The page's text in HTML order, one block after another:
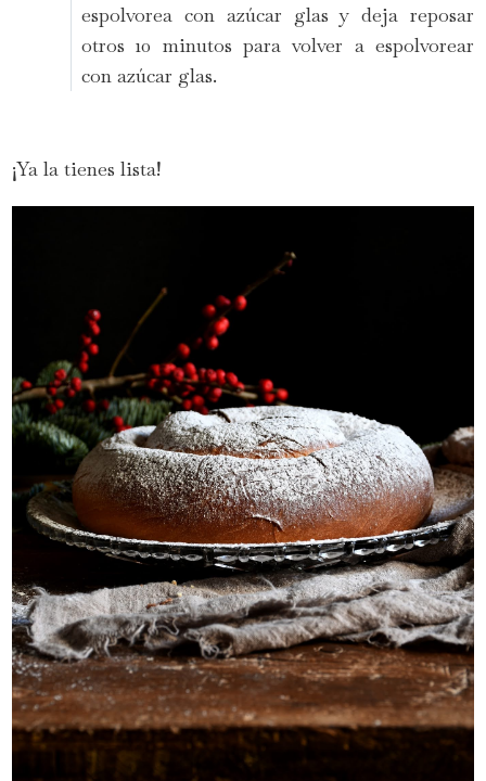
espolvorea con azúcar glas y deja reposar
otros 10 minutos para volver a espolvorear
con azúcar glas.
¡Ya la tienes lista!